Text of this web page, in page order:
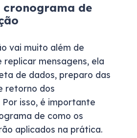
cronograma de
vai muito além de
replicar mensagens, ela
de dados, preparo das
retorno dos
isso, é importante
de como os
aplicados na prática.